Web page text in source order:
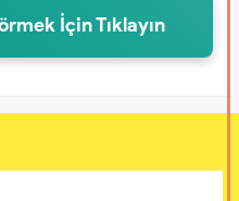
İçin Tıklayın